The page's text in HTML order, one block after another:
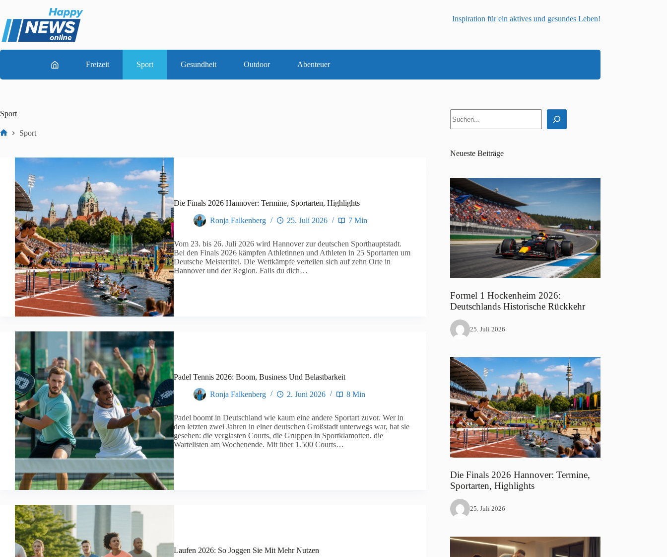
springen
Inspiration für ein aktives und gesundes Leben!
Freizeit Sport Gesundheit Outdoor Abenteuer
Sport
Sport
Die Finals 2026 Hannover: Termine, Sportarten, Highlights
Ronja Falkenberg 25. Juli 2026 7 Min
Vom 23. bis 26. Juli 2026 wird Hannover zur deutschen Sporthauptstadt.
Bei den Finals 2026 kämpfen Athletinnen und Athleten in 25 Sportarten um
Deutsche Meistertitel. Die Wettkämpfe verteilen sich auf zehn Orte in
Hannover und der Region. Falls du dich…
Padel Tennis 2026: Boom, Business Und Belastbarkeit
Ronja Falkenberg 2. Juni 2026 8 Min
Padel boomt in Deutschland wie kaum eine andere Sportart zuvor. Wer in
den letzten zwei Jahren in einer deutschen Großstadt unterwegs war, hat sie
gesehen: die verglasten Courts, die Gruppen in Sportklamotten, die
Wartelisten am Wochenende. Mit über 1.500 Courts…
Laufen 2026: So Joggen Sie Mit Mehr Nutzen
Neueste Beiträge
Formel 1 Hockenheim 2026:
Deutschlands Historische Rückkehr
25. Juli 2026
Die Finals 2026 Hannover: Termine,
Sportarten, Highlights
25. Juli 2026